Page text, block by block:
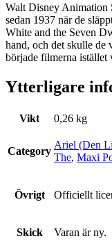
Walt Disney Animation
sedan 1937 när de
White and the Seven
hand, och det skulle
började filmerna istället
Ytterligare
Vikt 0,26 kg
Category
Ariel (Den
The, Maxi
Övrigt Officiellt
Skick Varan är ny.